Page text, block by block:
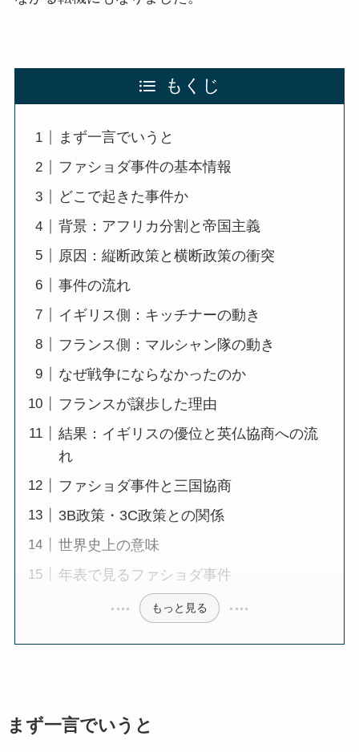
もくじ
まず一言でいうと
ファショダ事件の基本情報
どこで起きた事件か
背景：アフリカ分割と帝国主義
原因：縦断政策と横断政策の衝突
事件の流れ
イギリス側：キッチナーの動き
フランス側：マルシャン隊の動き
なぜ戦争にならなかったのか
フランスが譲歩した理由
結果：イギリスの優位と英仏協商への流
れ
ファショダ事件と三国協商
3B政策・3C政策との関係
世界史上の意味
年表で見るファショダ事件
もっと見る
まず一言でいうと